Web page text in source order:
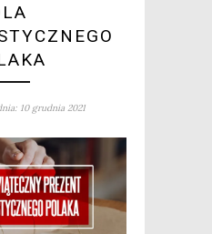
10 grudnia 2021